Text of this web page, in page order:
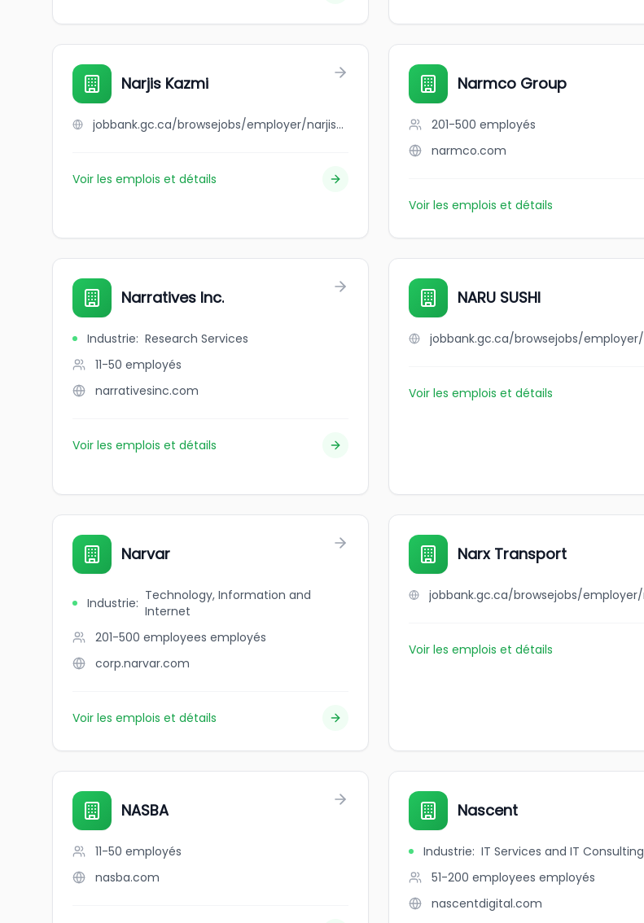
Narjis Kazmi
jobbank.gc.ca/browsejobs/employer/narjis+kazmi/ca
Voir les emplois et détails
Narmco Group
201-500 employés
narmco.com
Voir les emplois et détails
Narratives Inc.
Industrie: Research Services
11-50 employés
narrativesinc.com
Voir les emplois et détails
NARU SUSHI
Voir les emplois et détails
Narvar
Industrie: Technology, Information and
Internet
201-500 employees employés
corp.narvar.com
Voir les emplois et détails
Narx Transport
Voir les emplois et détails
NASBA
11-50 employés
nasba.com
Nascent
Industrie: IT Services and IT Consulting
51-200 employees employés
nascentdigital.com